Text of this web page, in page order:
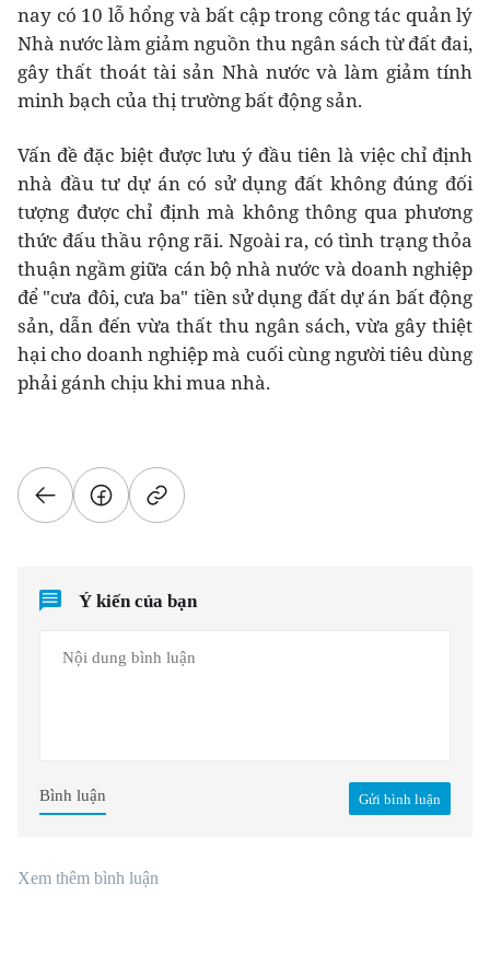
nay có 10 lỗ hổng và bất cập trong công tác quản lý
Nhà nước làm giảm nguồn thu ngân sách từ đất đai,
gây thất thoát tài sản Nhà nước và làm giảm tính
minh bạch của thị trường bất động sản.
Vấn đề đặc biệt được lưu ý đầu tiên là việc chỉ định
nhà đầu tư dự án có sử dụng đất không đúng đối
tượng được chỉ định mà không thông qua phương
thức đấu thầu rộng rãi. Ngoài ra, có tình trạng thỏa
thuận ngầm giữa cán bộ nhà nước và doanh nghiệp
để "cưa đôi, cưa ba" tiền sử dụng đất dự án bất động
sản, dẫn đến vừa thất thu ngân sách, vừa gây thiệt
hại cho doanh nghiệp mà cuối cùng người tiêu dùng
phải gánh chịu khi mua nhà.
Ý kiến của bạn
Gửi bình luận
Bình luận
Xem thêm bình luận